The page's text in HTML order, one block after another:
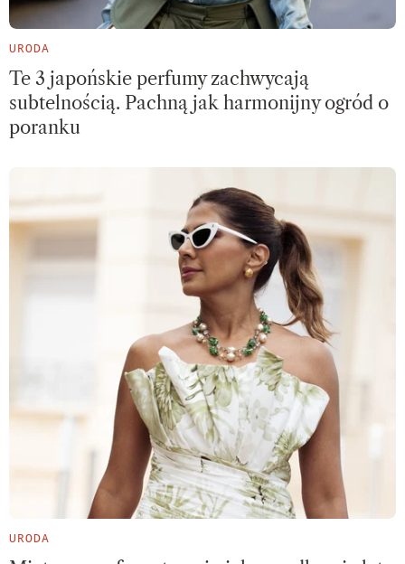
URODA
Te 3 japońskie perfumy zachwycają
subtelnością. Pachną jak harmonijny ogród o
poranku
URODA